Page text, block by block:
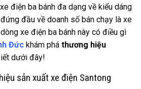
điện ba bánh đa dạng về kiểu dáng
đầu về doanh số bán chạy là xe
xe điện ba bánh này có điều gì
Đức khám phá thương hiệu
dưới đây!
sản xuất xe điện Santong